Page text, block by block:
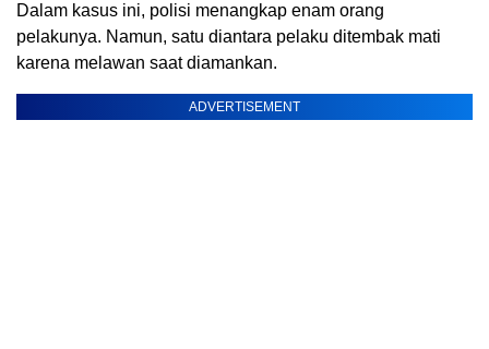
Dalam kasus ini, polisi menangkap enam orang
pelakunya. Namun, satu diantara pelaku ditembak mati
karena melawan saat diamankan.
ADVERTISEMENT